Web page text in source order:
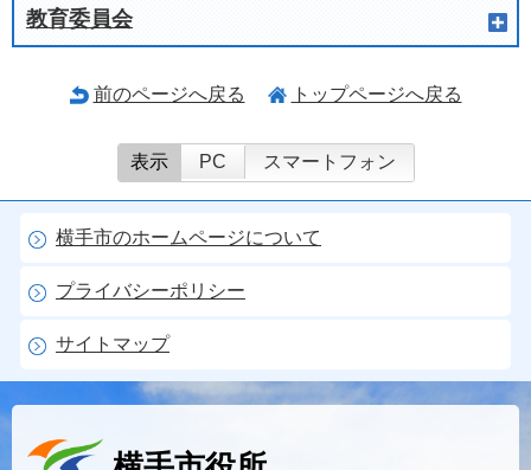
教育委員会
前のページへ戻る トップページへ戻る
表示 PC スマートフォン
横手市のホームページについて
プライバシーポリシー
サイトマップ